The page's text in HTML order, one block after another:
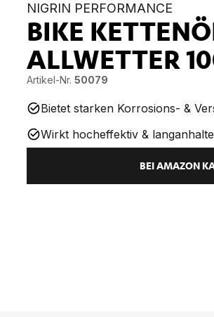
NIGRIN PERFORMANCE
BIKE
ALLWETTER
Artikel-Nr. 50079
Bietet starken Korrosions- &
Wirkt hocheffektiv &
BEI AMAZON